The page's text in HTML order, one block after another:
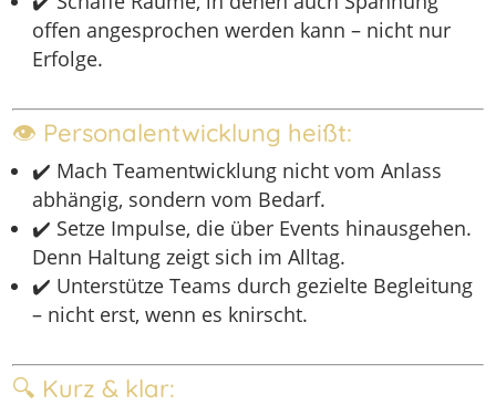
offen angesprochen werden kann – nicht nur
Erfolge.
👁 Personalentwicklung heißt:
✔️ Mach Teamentwicklung nicht vom Anlass
abhängig, sondern vom Bedarf.
✔️ Setze Impulse, die über Events hinausgehen.
Denn Haltung zeigt sich im Alltag.
✔️ Unterstütze Teams durch gezielte Begleitung
– nicht erst, wenn es knirscht.
🔍 Kurz & klar: